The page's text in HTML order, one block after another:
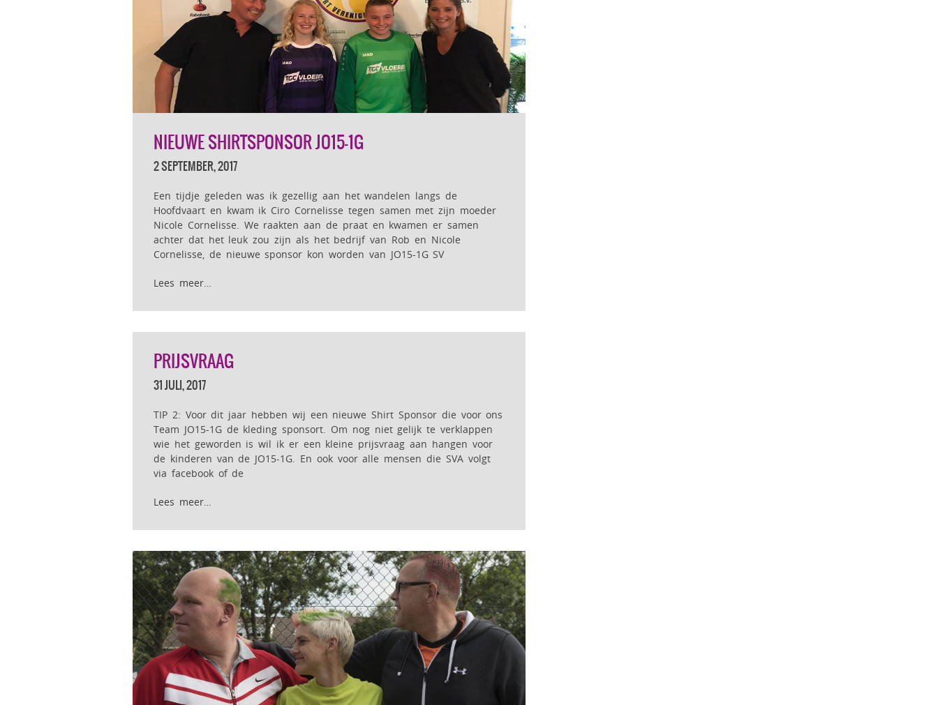
NIEUWE SHIRTSPONSOR JO15-1G
2 SEPTEMBER, 2017
Een tijdje geleden was ik gezellig aan het wandelen langs de
Hoofdvaart en kwam ik Ciro Cornelisse tegen samen met zijn moeder
Nicole Cornelisse. We raakten aan de praat en kwamen er samen
achter dat het leuk zou zijn als het bedrijf van Rob en Nicole
Cornelisse, de nieuwe sponsor kon worden van JO15-1G SV
Lees meer…
PRIJSVRAAG
31 JULI, 2017
TIP 2: Voor dit jaar hebben wij een nieuwe Shirt Sponsor die voor ons
Team JO15-1G de kleding sponsort. Om nog niet gelijk te verklappen
wie het geworden is wil ik er een kleine prijsvraag aan hangen voor
de kinderen van de JO15-1G. En ook voor alle mensen die SVA volgt
via facebook of de
Lees meer…